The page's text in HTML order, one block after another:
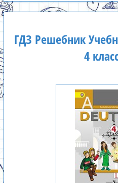
ГДЗ Решебник
4